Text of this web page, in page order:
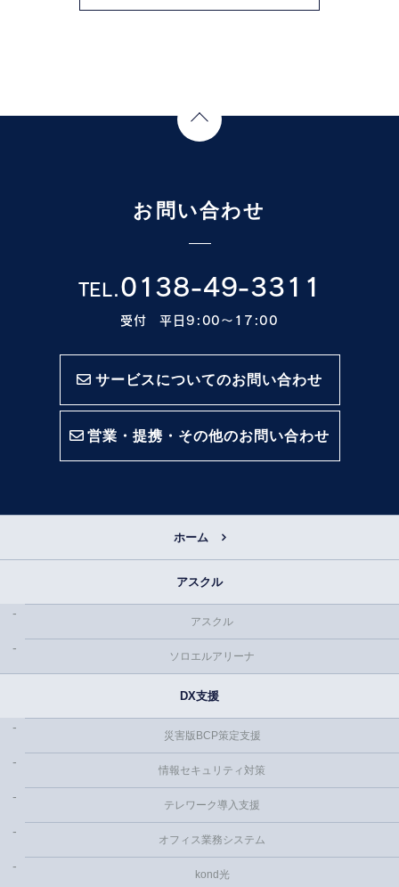
お問い合わせ
TEL.0138-49-3311
受付 平日9:00〜17:00
サービスについてのお問い合わせ
営業・提携・その他のお問い合わせ
ホーム
アスクル
アスクル
ソロエルアリーナ
DX支援
災害版BCP策定支援
情報セキュリティ対策
テレワーク導入支援
オフィス業務システム
kond光